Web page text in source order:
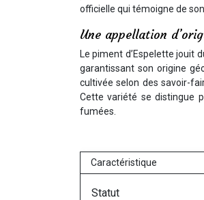
officielle qui témoigne de
Une appellation
Le piment d’Espelette jouit
garantissant son origine
cultivée selon des savoir-
Cette variété se distingue
fumées.
Caractéristique
Statut